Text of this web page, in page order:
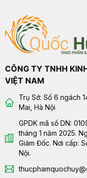
CÔNG TY TNHH
VIỆT NAM
Trụ Sở: Số 6 ngách
Mai, Hà Nội
GPDK mã số DN:
tháng 1 năm 2025.
Giám Đốc. Nơi cấp:
Nội.